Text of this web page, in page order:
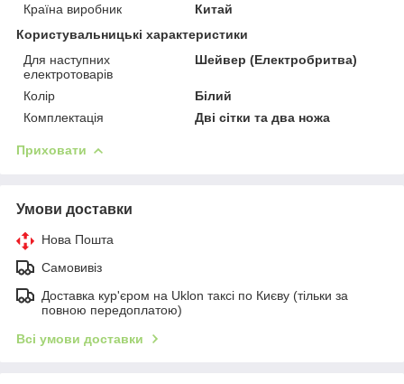
Країна виробник
Китай
Користувальницькі характеристики
Для наступних
електротоварів
Шейвер (Електробритва)
Колір
Білий
Комплектація
Дві сітки та два ножа
Приховати
Умови доставки
Нова Пошта
Самовивіз
Доставка кур'єром на Uklon таксі по Києву (тільки за
повною передоплатою)
Всі умови доставки